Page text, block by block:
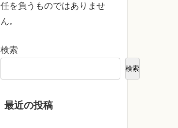
任を負うものではありませ
ん。
検索
検索
最近の投稿